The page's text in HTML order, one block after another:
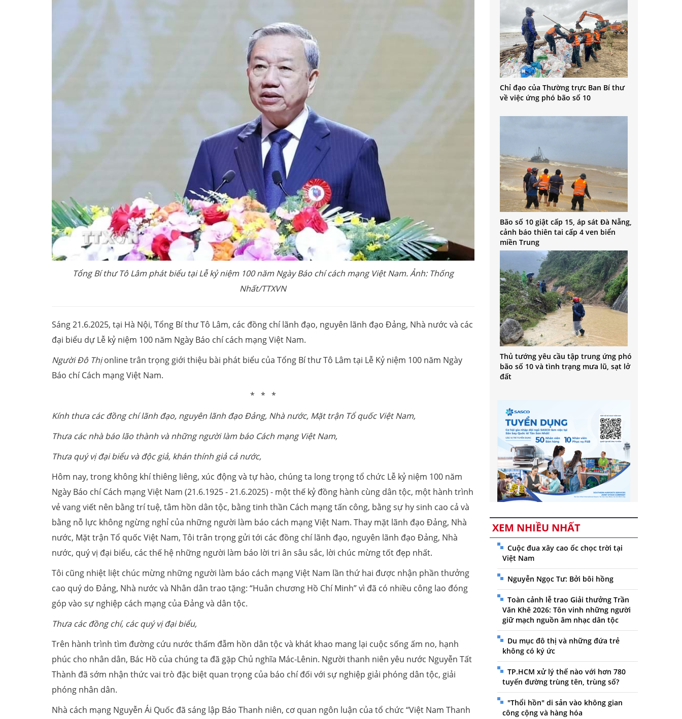
Tổng Bí thư Tô Lâm phát biểu tại Lễ kỷ niệm 100 năm Ngày Báo chí cách mạng Việt Nam. Ảnh: Thống
Nhất/TTXVN
Sáng 21.6.2025, tại Hà Nội, Tổng Bí thư Tô Lâm, các đồng chí lãnh đạo, nguyên lãnh đạo Đảng, Nhà nước và các
đại biểu dự Lễ kỷ niệm 100 năm Ngày Báo chí cách mạng Việt Nam.
Người Đô Thịonline trân trọng giới thiệu bài phát biểu của Tổng Bí thư Tô Lâm tại Lễ Kỷ niệm 100 năm Ngày
Báo chí Cách mạng Việt Nam.
* * *
Kính thưa các đồng chí lãnh đạo, nguyên lãnh đạo Đảng, Nhà nước, Mặt trận Tổ quốc Việt Nam,
Thưa các nhà báo lão thành và những người làm báo Cách mạng Việt Nam,
Thưa quý vị đại biểu và độc giả, khán thính giả cả nước,
Hôm nay, trong không khí thiêng liêng, xúc động và tự hào, chúng ta long trọng tổ chức Lễ kỷ niệm 100 năm
Ngày Báo chí Cách mạng Việt Nam (21.6.1925 - 21.6.2025) - một thế kỷ đồng hành cùng dân tộc, một hành trình
vẻ vang viết nên bằng trí tuệ, tâm hồn dân tộc, bằng tinh thần Cách mạng tấn công, bằng sự hy sinh cao cả và
bằng nỗ lực không ngừng nghỉ của những người làm báo cách mạng Việt Nam. Thay mặt lãnh đạo Đảng, Nhà
nước, Mặt trận Tổ quốc Việt Nam, Tôi trân trọng gửi tới các đồng chí lãnh đạo, nguyên lãnh đạo Đảng, Nhà
nước, quý vị đại biểu, các thế hệ những người làm báo lời tri ân sâu sắc, lời chúc mừng tốt đẹp nhất.
Tôi cũng nhiệt liệt chúc mừng những người làm báo cách mạng Việt Nam lần thứ hai được nhận phần thưởng
cao quý do Đảng, Nhà nước và Nhân dân trao tặng: “Huân chương Hồ Chí Minh” vì đã có nhiều công lao đóng
góp vào sự nghiệp cách mạng của Đảng và dân tộc.
Thưa các đồng chí, các quý vị đại biểu,
Trên hành trình tìm đường cứu nước thấm đẫm hồn dân tộc và khát khao mang lại cuộc sống ấm no, hạnh
phúc cho nhân dân, Bác Hồ của chúng ta đã gặp Chủ nghĩa Mác-Lênin. Người thanh niên yêu nước Nguyễn Tất
Thành đã sớm nhận thức vai trò đặc biệt quan trọng của báo chí đối với sự nghiệp giải phóng dân tộc, giải
phóng nhân dân.
Nhà cách mạng Nguyễn Ái Quốc đã sáng lập Báo Thanh niên, cơ quan ngôn luận của tổ chức “Việt Nam Thanh
Chỉ đạo của Thường trực Ban Bí thư
về việc ứng phó bão số 10
Bão số 10 giật cấp 15, áp sát Đà Nẵng,
cảnh báo thiên tai cấp 4 ven biển
miền Trung
Thủ tướng yêu cầu tập trung ứng phó
bão số 10 và tình trạng mưa lũ, sạt lở
đất
XEM NHIỀU NHẤT
Cuộc đua xây cao ốc chọc trời tại
Việt Nam
Nguyễn Ngọc Tư: Bởi bôi hồng
Toàn cảnh lễ trao Giải thưởng Trần
Văn Khê 2026: Tôn vinh những người
giữ mạch nguồn âm nhạc dân tộc
Du mục đô thị và những đứa trẻ
không có ký ức
TP.HCM xử lý thế nào với hơn 780
tuyến đường trùng tên, trùng số?
"Thổi hồn" di sản vào không gian
công cộng và hàng hóa